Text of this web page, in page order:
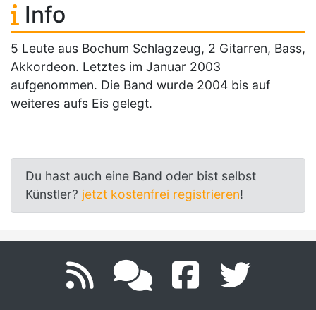
Info
5 Leute aus Bochum Schlagzeug, 2 Gitarren, Bass,
Akkordeon. Letztes im Januar 2003
aufgenommen. Die Band wurde 2004 bis auf
weiteres aufs Eis gelegt.
Du hast auch eine Band oder bist selbst
Künstler? jetzt kostenfrei registrieren!